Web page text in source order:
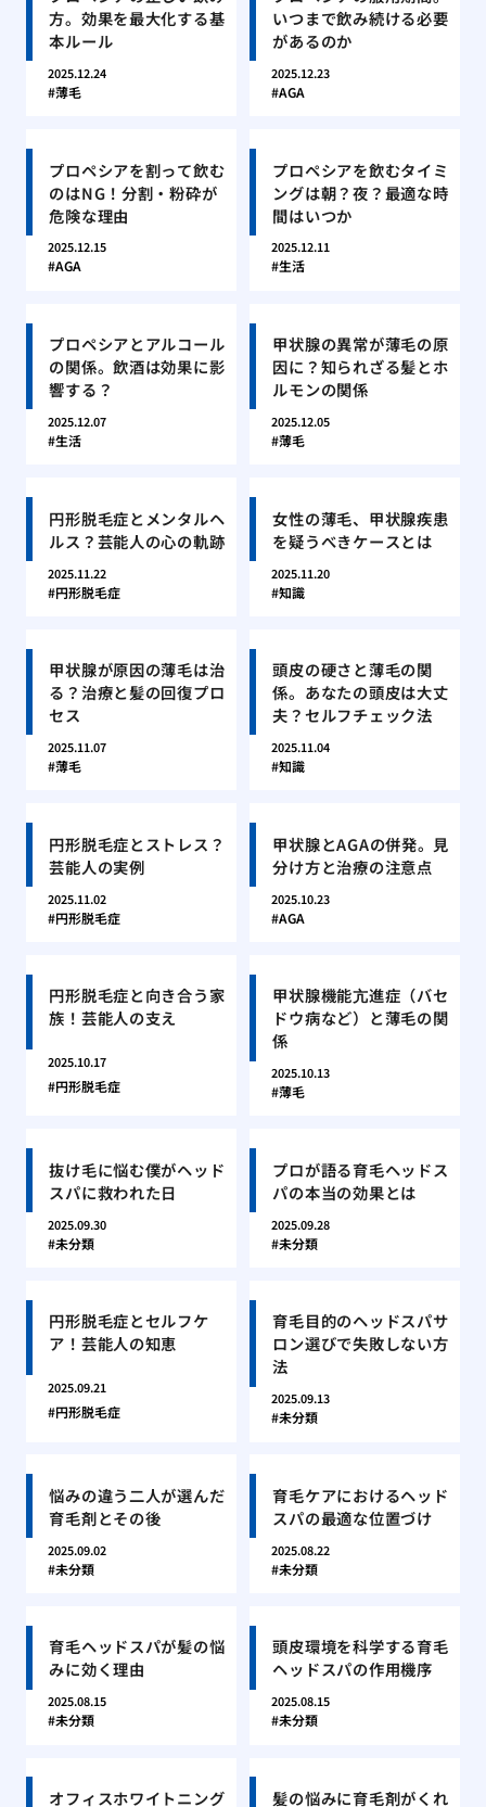
方。効果を最大化する基
本ルール
2025.12.24
薄毛
いつまで飲み続ける必要
があるのか
2025.12.23
AGA
プロペシアを割って飲む
のはNG！分割・粉砕が
危険な理由
2025.12.15
AGA
プロペシアを飲むタイミ
ングは朝？夜？最適な時
間はいつか
2025.12.11
生活
プロペシアとアルコール
の関係。飲酒は効果に影
響する？
2025.12.07
生活
甲状腺の異常が薄毛の原
因に？知られざる髪とホ
ルモンの関係
2025.12.05
薄毛
円形脱毛症とメンタルヘ
ルス？芸能人の心の軌跡
2025.11.22
円形脱毛症
女性の薄毛、甲状腺疾患
を疑うべきケースとは
2025.11.20
知識
甲状腺が原因の薄毛は治
る？治療と髪の回復プロ
セス
2025.11.07
薄毛
頭皮の硬さと薄毛の関
係。あなたの頭皮は大丈
夫？セルフチェック法
2025.11.04
知識
円形脱毛症とストレス？
芸能人の実例
2025.11.02
円形脱毛症
甲状腺とAGAの併発。見
分け方と治療の注意点
2025.10.23
AGA
円形脱毛症と向き合う家
族！芸能人の支え
2025.10.17
円形脱毛症
甲状腺機能亢進症（バセ
ドウ病など）と薄毛の関
係
2025.10.13
薄毛
抜け毛に悩む僕がヘッド
スパに救われた日
2025.09.30
未分類
プロが語る育毛ヘッドス
パの本当の効果とは
2025.09.28
未分類
円形脱毛症とセルフケ
ア！芸能人の知恵
2025.09.21
円形脱毛症
育毛目的のヘッドスパサ
ロン選びで失敗しない方
法
2025.09.13
未分類
悩みの違う二人が選んだ
育毛剤とその後
2025.09.02
未分類
育毛ケアにおけるヘッド
スパの最適な位置づけ
2025.08.22
未分類
育毛ヘッドスパが髪の悩
みに効く理由
2025.08.15
未分類
頭皮環境を科学する育毛
ヘッドスパの作用機序
2025.08.15
未分類
オフィスホワイトニング 髪の悩みに育毛剤がくれ